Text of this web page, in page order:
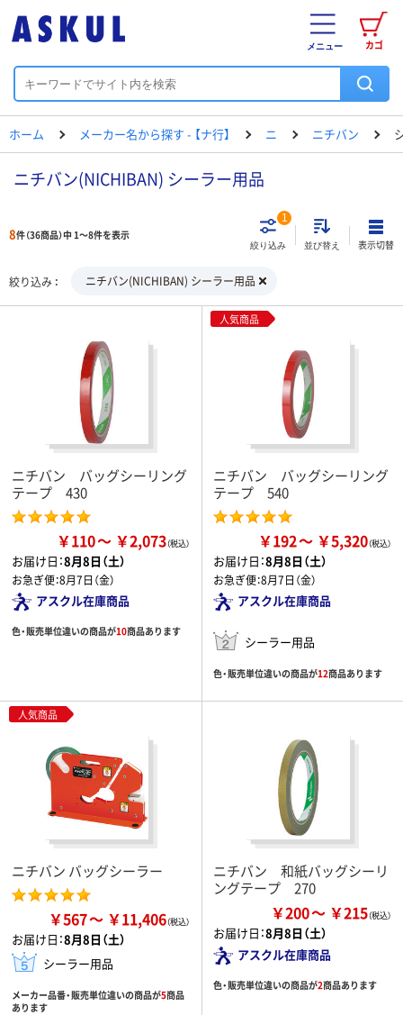
カゴ
メニュー
ホーム メーカー名から探す - 【ナ行】 ニ ニチバン
ニチバン(NICHIBAN) シーラー用品
8件（36商品）中 1～8件を表示
絞り込み
1
並び替え 表示切替
絞り込み ニチバン(NICHIBAN) シーラー用品
ニチバン バッグシーリング
テープ 430
￥110 ￥2,073
お届け日：8月8日（土）
お急ぎ便：8月7日（金）
アスクル在庫商品
色・販売単位違いの商品が10商品あります
人気商品
ニチバン バッグシーリング
テープ 540
￥192 ￥5,320
お届け日：8月8日（土）
お急ぎ便：8月7日（金）
アスクル在庫商品
シーラー用品
色・販売単位違いの商品が12商品あります
人気商品
ニチバン バッグシーラー
￥567 ￥11,406
お届け日：8月8日（土）
シーラー用品
メーカー品番・販売単位違いの商品が5商品
あります
ニチバン 和紙バッグシーリ
ングテープ 270
￥200 ￥215
お届け日：8月8日（土）
アスクル在庫商品
色・販売単位違いの商品が2商品あります